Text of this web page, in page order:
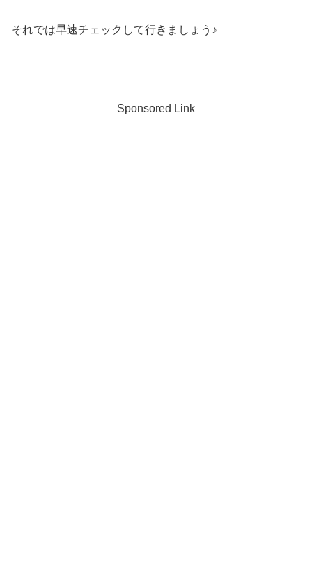
それでは早速チェックして行きましょう♪
Sponsored Link